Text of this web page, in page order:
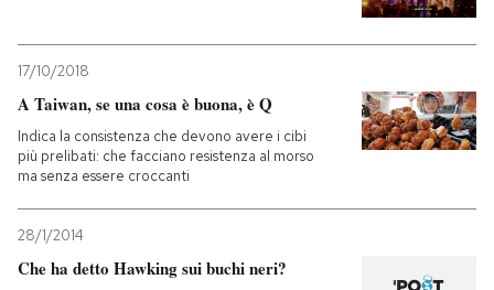
17/10/2018
A Taiwan, se una cosa è buona, è Q
Indica la consistenza che devono avere i cibi
più prelibati: che facciano resistenza al morso
ma senza essere croccanti
28/1/2014
Che ha detto Hawking sui buchi neri?